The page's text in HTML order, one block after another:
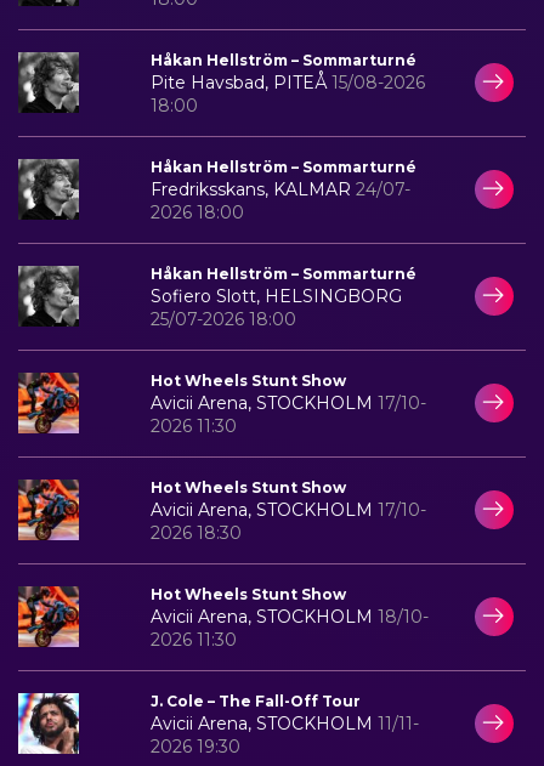
Håkan Hellström – Sommarturné
Pite Havsbad, PITEÅ 15/08-2026
18:00
Håkan Hellström – Sommarturné
Fredriksskans, KALMAR 24/07-
2026 18:00
Håkan Hellström – Sommarturné
Sofiero Slott, HELSINGBORG
25/07-2026 18:00
Hot Wheels Stunt Show
Avicii Arena, STOCKHOLM 17/10-
2026 11:30
Hot Wheels Stunt Show
Avicii Arena, STOCKHOLM 17/10-
2026 18:30
Hot Wheels Stunt Show
Avicii Arena, STOCKHOLM 18/10-
2026 11:30
J. Cole – The Fall-Off Tour
Avicii Arena, STOCKHOLM 11/11-
2026 19:30